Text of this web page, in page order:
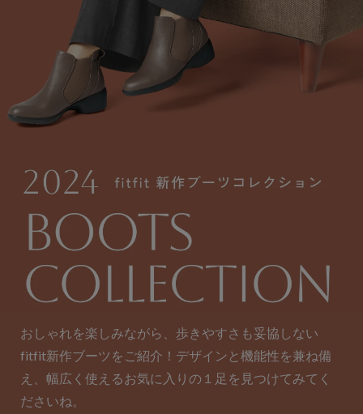
おしゃれを楽しみながら、歩きやすさも妥協しない
fitfit新作ブーツをご紹介！デザインと機能性を兼ね備
え、幅広く使えるお気に入りの１足を見つけてみてく
ださいね。